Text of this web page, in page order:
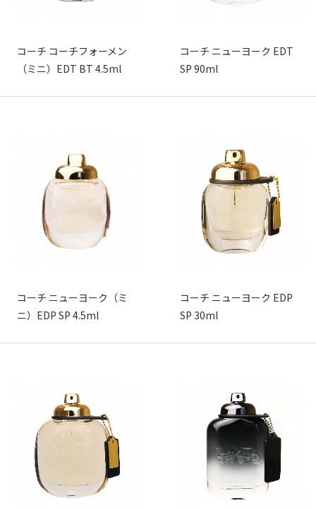
コーチ コーチフォーメン
（ミニ）EDT BT 4.5ml
コーチ ニューヨーク EDT
SP 90ml
コーチ ニューヨーク（ミ
ニ）EDP SP 4.5ml
コーチ ニューヨーク EDP
SP 30ml